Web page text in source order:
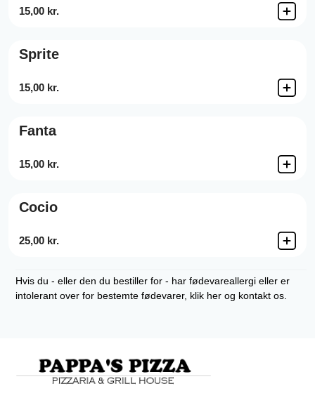
15,00 kr.
Sprite
15,00 kr.
Fanta
15,00 kr.
Cocio
25,00 kr.
Hvis du - eller den du bestiller for - har fødevareallergi eller er
intolerant over for bestemte fødevarer, klik her og kontakt os.